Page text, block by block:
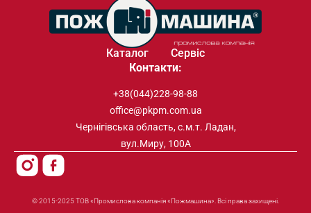
Каталог
Сервіс
Контакти:
+38(044)228-98-88
office@pkpm.com.ua
Чернігівська область, с.м.т. Ладан,
вул.Миру, 100А
© 2015-2025 ТОВ «Промислова компанія «Пожмашина». Всі права захищені.